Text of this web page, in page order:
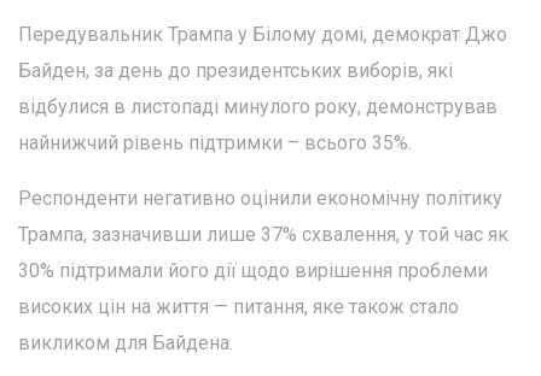
Передувальник Трампа у Білому домі, демократ Джо
Байден, за день до президентських виборів, які
відбулися в листопаді минулого року, демонстрував
найнижчий рівень підтримки – всього 35%.
Респонденти негативно оцінили економічну політику
Трампа, зазначивши лише 37% схвалення, у той час як
30% підтримали його дії щодо вирішення проблеми
високих цін на життя — питання, яке також стало
викликом для Байдена.